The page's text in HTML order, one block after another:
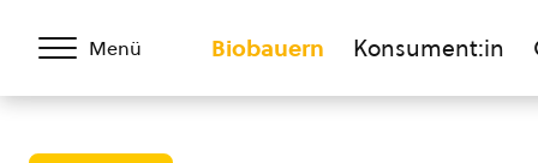
Menü Biobauern Konsument:in